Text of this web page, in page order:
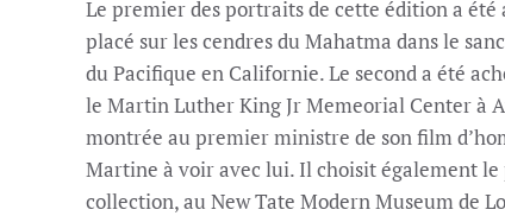
Le premier des portraits de cette édition a
placé sur les cendres du Mahatma dans le
du Pacifique en Californie. Le second a été
le Martin Luther King Jr Memeorial Center à
montrée au premier ministre de son film
Martine à voir avec lui. Il choisit également
collection, au New Tate Modern Museum de